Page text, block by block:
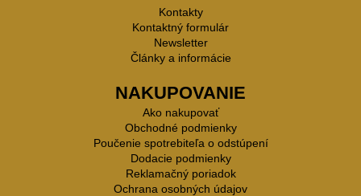
Kontakty
Kontaktný formulár
Newsletter
Články a informácie
NAKUPOVANIE
Ako nakupovať
Obchodné podmienky
Poučenie spotrebiteľa o odstúpení
Dodacie podmienky
Reklamačný poriadok
Ochrana osobných údajov